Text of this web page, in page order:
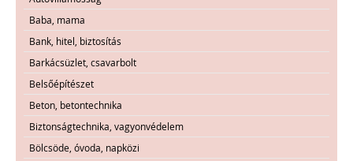
Baba, mama
Bank, hitel, biztosítás
Barkácsüzlet, csavarbolt
Belsőépítészet
Beton, betontechnika
Biztonságtechnika, vagyonvédelem
Bölcsöde, óvoda, napközi